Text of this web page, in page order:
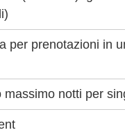
per prenotazioni in
notti per